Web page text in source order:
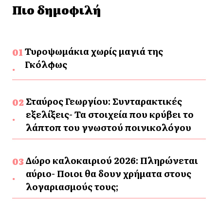
Πιο δημοφιλή
Τυροψωμάκια χωρίς μαγιά της
Γκόλφως
Σταύρος Γεωργίου: Συνταρακτικές
εξελίξεις- Τα στοιχεία που κρύβει το
λάπτοπ του γνωστού ποινικολόγου
Δώρο καλοκαιριού 2026: Πληρώνεται
αύριο- Ποιοι θα δουν χρήματα στους
λογαριασμούς τους;